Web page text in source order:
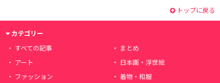
トップに戻る
カテゴリー
すべての記事
まとめ
アート
日本画・浮世絵
ファッション
着物・和服